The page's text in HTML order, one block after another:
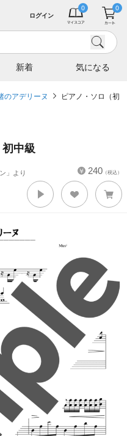
新着 気になる
ログイン
のアデリーヌ
ピアノ・ソロ（初
中級
」より
240 （税込）